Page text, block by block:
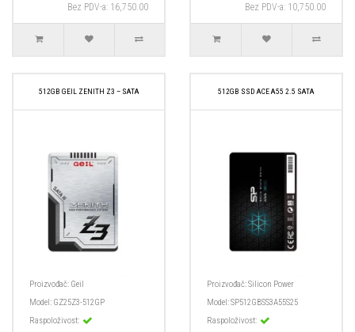
Bez PDV-a: 16,750.00 Bez PDV-a: 10,750.00
512GB GEIL ZENITH Z3 – SATA
Proizvođač: Geil
Model: GZ25Z3-512GP
Raspoloživost:
512GB SSD ACE A55 2.5 SATA
Proizvođač:Silicon Power
Model:SP512GBSS3A55S25
Raspoloživost: